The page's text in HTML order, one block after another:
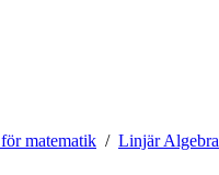
matematik Linjär Algebra